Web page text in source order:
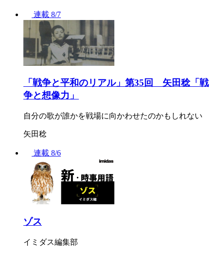
連載 8/7
「戦争と平和のリアル」第35回 矢田稔「戦
争と想像力」
自分の歌が誰かを戦場に向かわせたのかもしれない
矢田稔
連載 8/6
ゾス
イミダス編集部